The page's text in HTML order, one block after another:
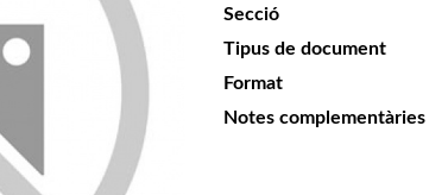
Secció
Tipus de document
Format
Notes complementàries